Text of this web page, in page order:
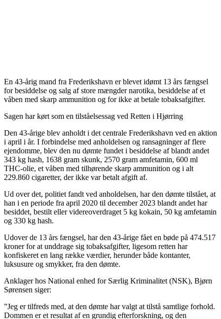
En 43-årig mand fra Frederikshavn er blevet idømt 13 års fængsel
for besiddelse og salg af store mængder narotika, besiddelse af et
våben med skarp ammunition og for ikke at betale tobaksafgifter.
Sagen har kørt som en tilståelsessag ved Retten i Hjørring
Den 43-årige blev anholdt i det centrale Frederikshavn ved en aktion
i april i år. I forbindelse med anholdelsen og ransagninger af flere
ejendomme, blev den nu dømte fundet i besiddelse af blandt andet
343 kg hash, 1638 gram skunk, 2570 gram amfetamin, 600 ml
THC-olie, et våben med tilhørende skarp ammunition og i alt
229.860 cigaretter, der ikke var betalt afgift af.
Ud over det, politiet fandt ved anholdelsen, har den dømte tilstået, at
han i en periode fra april 2020 til december 2023 blandt andet har
besiddet, bestilt eller videreoverdraget 5 kg kokain, 50 kg amfetamin
og 330 kg hash.
Udover de 13 års fængsel, har den 43-årige fået en bøde på 474.517
kroner for at unddrage sig tobaksafgifter, ligesom retten har
konfiskeret en lang række værdier, herunder både kontanter,
luksusure og smykker, fra den dømte.
Anklager hos National enhed for Særlig Kriminalitet (NSK), Bjørn
Sørensen siger:
”Jeg er tilfreds med, at den dømte har valgt at tilstå samtlige forhold.
Dommen er et resultat af en grundig efterforskning, og den